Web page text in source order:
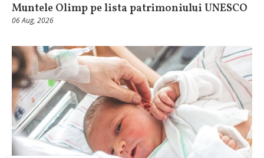
Muntele Olimp pe lista patrimoniului UNESCO
06 Aug, 2026